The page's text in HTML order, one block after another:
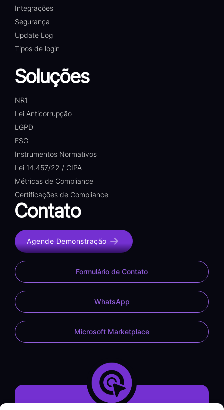
Integrações
Segurança
Update Log
Tipos de login
Soluções
NR1
Lei Anticorrupção
LGPD
ESG
Instrumentos Normativos
Lei 14.457/22 / CIPA
Métricas de Compliance
Certificações de Compliance
Contato
Agende Demonstração
Formulário de Contato
WhatsApp
Microsoft Marketplace